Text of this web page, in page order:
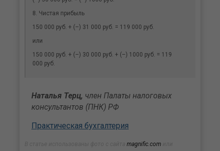
8. Чистая прибыль
150 000 руб. + (–) 31 000 руб. = 119 000 руб.
или
150 000 руб. + (–) 30 000 руб. + (–) 1000 руб. = 119
000 руб.
Наталья Терц, член Палаты налоговых
консультантов (ПНК) РФ
Практическая бухгалтерия
magnific.com